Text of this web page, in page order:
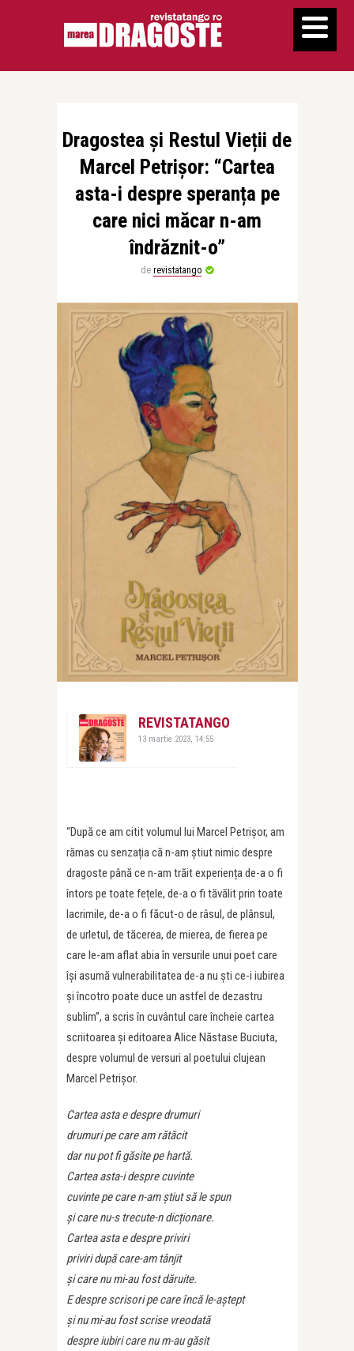
Dragostea și Restul Vieții de
Marcel Petrișor: “Cartea
asta-i despre speranța pe
care nici măcar n-am
îndrăznit-o”
de revistatango
REVISTATANGO
13 martie 2023, 14:55
“După ce am citit volumul lui Marcel Petrișor, am
rămas cu senzația că n-am știut nimic despre
dragoste până ce n-am trăit experiența de-a o fi
întors pe toate fețele, de-a o fi tăvălit prin toate
lacrimile, de-a o fi făcut-o de râsul, de plânsul,
de urletul, de tăcerea, de mierea, de fierea pe
care le-am aflat abia în versurile unui poet care
își asumă vulnerabilitatea de-a nu ști ce-i iubirea
și încotro poate duce un astfel de dezastru
sublim”, a scris în cuvântul care încheie cartea
scriitoarea și editoarea Alice Năstase Buciuta,
despre volumul de versuri al poetului clujean
Marcel Petrișor.
Cartea asta e despre drumuri
drumuri pe care am rătăcit
dar nu pot fi găsite pe hartă.
Cartea asta-i despre cuvinte
cuvinte pe care n-am știut să le spun
și care nu-s trecute-n dicționare.
Cartea asta e despre priviri
priviri după care-am tânjit
și care nu mi-au fost dăruite.
E despre scrisori pe care încă le-aștept
și nu mi-au fost scrise vreodată
despre iubiri care nu m-au găsit